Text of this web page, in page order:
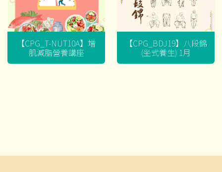
【CPG_T-NUT10A】增
肌減脂營養講座
【CPG_BDJ19】八段錦
(坐式養生) 1月